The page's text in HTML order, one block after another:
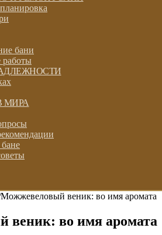
бани
работы
МИРА
Можжевеловый веник: во имя аромата
веник: во имя аромата